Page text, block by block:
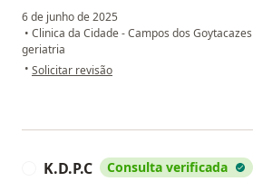
6 de junho de 2025
• Clinica da Cidade - Campos dos Goytacazes
geriatria
• na opinião do utilizador Sandra Gomes dos
Solicitar revisão
K.D.P.C Consulta verificada